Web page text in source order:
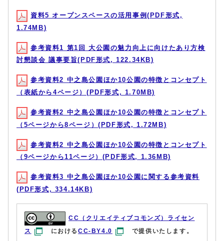
資料5 オープンスペースの活用事例(PDF形式,
1.74MB)
参考資料1 第1回 大公園の魅力向上に向けたあり方検
討懇談会 議事要旨(PDF形式, 122.34KB)
参考資料2 中之島公園ほか10公園の特徴とコンセプト
（表紙から4ページ）(PDF形式, 1.70MB)
参考資料2 中之島公園ほか10公園の特徴とコンセプト
（5ページから8ページ）(PDF形式, 1.72MB)
参考資料2 中之島公園ほか10公園の特徴とコンセプト
（9ページから11ページ）(PDF形式, 1.36MB)
参考資料3 中之島公園ほか10公園に関する参考資料
(PDF形式, 334.14KB)
CC（クリエイティブコモンズ）ライセン
ス
におけるCC-BY4.0 で提供いたします。